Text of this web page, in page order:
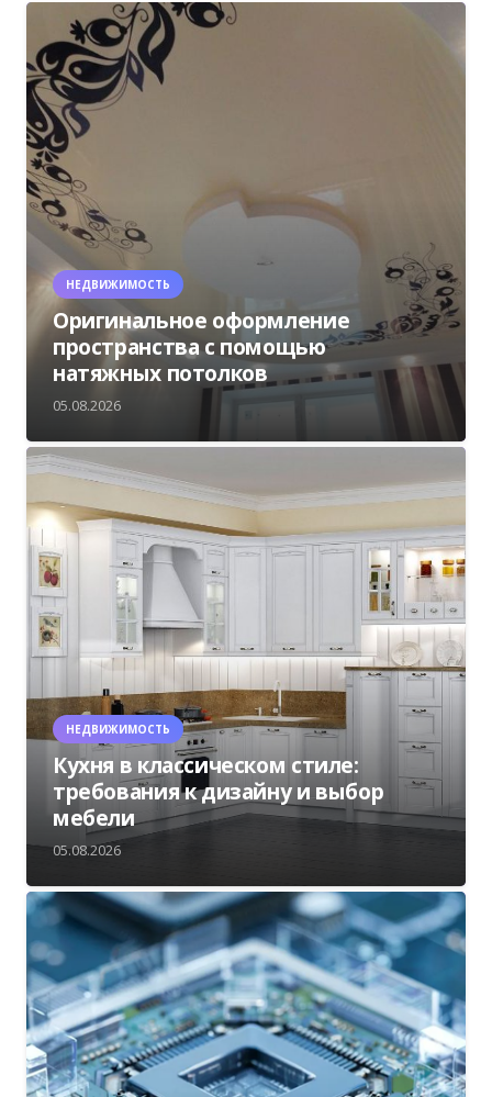
НЕДВИЖИМОСТЬ
Оригинальное оформление
пространства с помощью
натяжных потолков
05.08.2026
НЕДВИЖИМОСТЬ
Кухня в классическом стиле:
требования к дизайну и выбор
мебели
05.08.2026